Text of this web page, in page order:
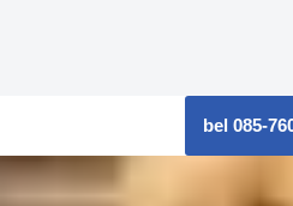
bel 085-